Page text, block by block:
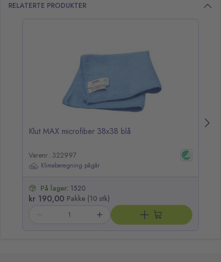
RELATERTE PRODUKTER
Klut MAX microfiber 38x38 blå
Varenr.: 322997
Klimaberegning pågår
På lager: 1520
kr 190,00 Pakke (10 stk)